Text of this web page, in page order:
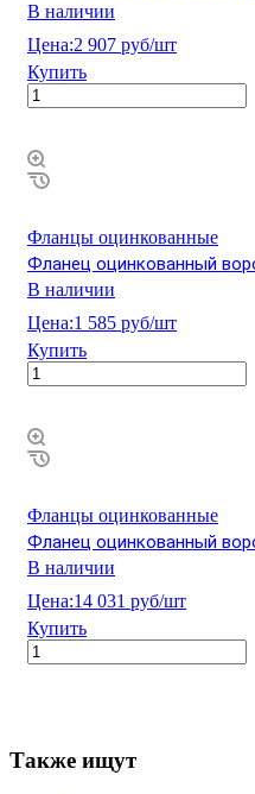
В наличии
Цена:2 907 руб/шт
Купить
Фланцы оцинкованные
Фланец оцинкованный
В наличии
Цена:1 585 руб/шт
Купить
Фланцы оцинкованные
Фланец оцинкованный
В наличии
Цена:14 031 руб/шт
Купить
Также ищут